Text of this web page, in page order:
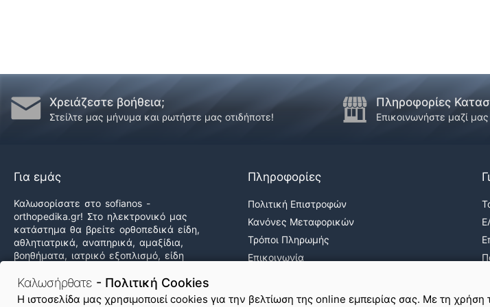
Καλωσήρθατε - Πολιτική Cookies
H ιστοσελίδα μας χρησιμοποιεί cookies για την βελτίωση της online εμπειρίας σας. Με τη
Χρειάζεστε βοήθεια;
Στείλτε μας μήνυμα και ρωτήστε μας οτιδήποτε!
Πληροφορίες
Επικοινωνήστε μαζί
Για εμάς
Καλωσορίσατε στο sofianos -
orthopedika.gr! Στο ηλεκτρονικό μας
κατάστημα θα βρείτε ορθοπεδικά είδη,
αθλητιατρικά, αναπηρικά, αμαξίδια,
βοηθήματα, ιατρικό εξοπλισμό, είδη
δεκάδες προϊόντα υγείας & ομορφιάς,
στις καλύτερες τιμές της αγοράς!
Πληροφορίες
Πολιτική Επιστροφών
Κανόνες Μεταφορικών
Τρόποι Πληρωμής
Επικοινωνία
Εργαστείτε σε εμάς